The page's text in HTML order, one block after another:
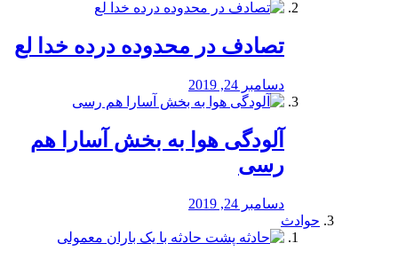
تصادف در محدوده درده خدا لع
دسامبر 24, 2019
آلودگی هوا به بخش آسارا هم
رسی
دسامبر 24, 2019
حوادث